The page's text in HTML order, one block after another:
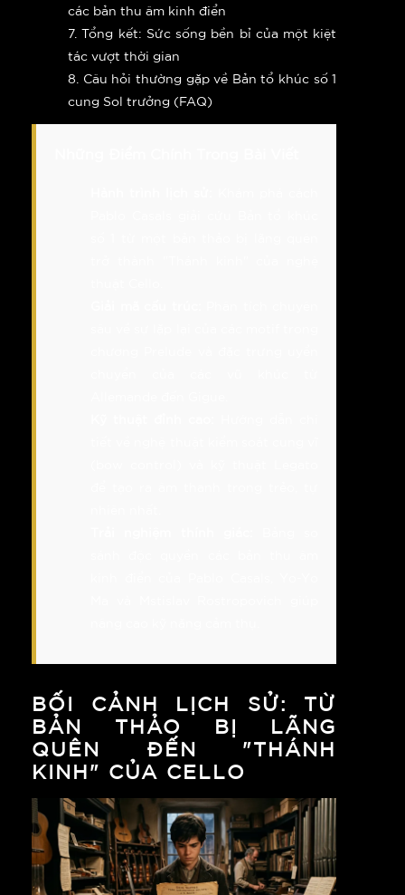
các bản thu âm kinh điển
7. Tổng kết: Sức sống bền bỉ của một kiệt
tác vượt thời gian
8. Câu hỏi thường gặp về Bản tổ khúc số 1
cung Sol trưởng (FAQ)
BỐI CẢNH LỊCH SỬ: TỪ
BẢN THẢO BỊ LÃNG
QUÊN ĐẾN "THÁNH
KINH" CỦA CELLO